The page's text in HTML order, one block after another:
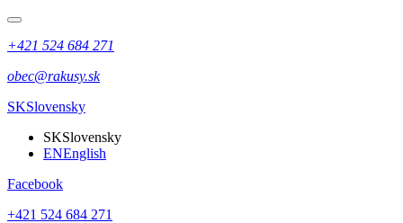
+421 524 684 271
obec@rakusy.sk
SKSlovensky
SKSlovensky
ENEnglish
Facebook
+421 524 684 271